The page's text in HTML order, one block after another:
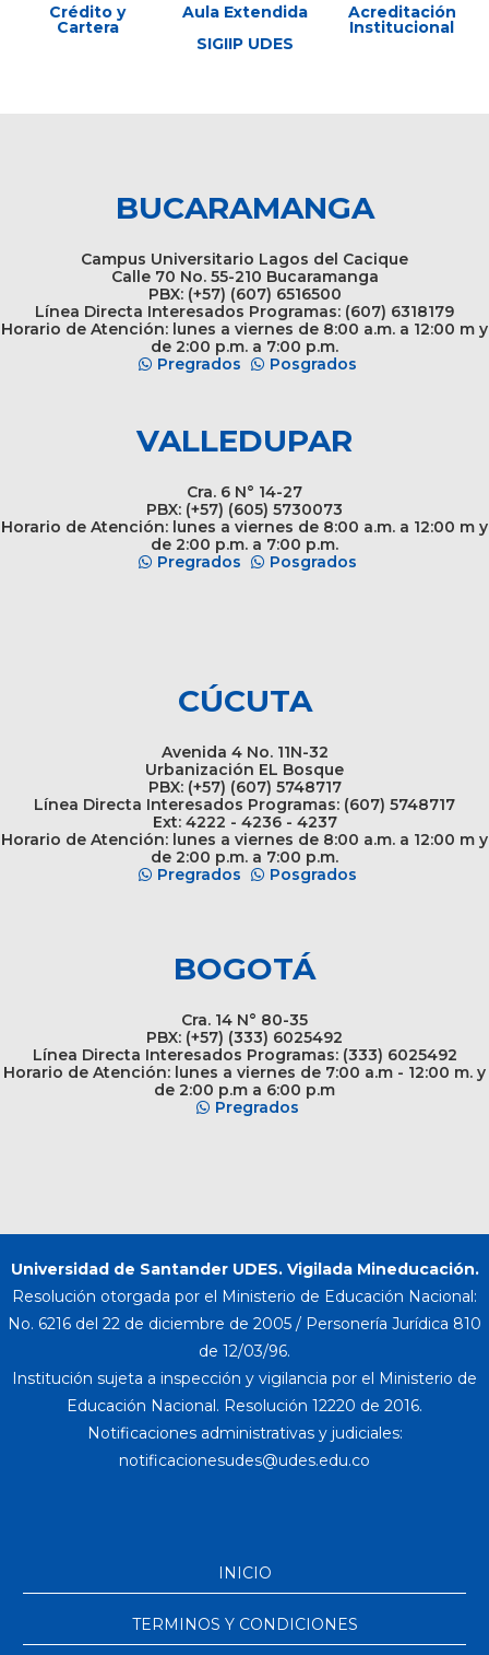
Crédito y
Cartera
Aula Extendida
SIGIIP UDES
Acreditación
Institucional
BUCARAMANGA
Campus Universitario Lagos del Cacique
Calle 70 No. 55-210 Bucaramanga
PBX: (+57) (607) 6516500
Línea Directa Interesados Programas: (607) 6318179
Horario de Atención: lunes a viernes de 8:00 a.m. a 12:00 m y
de 2:00 p.m. a 7:00 p.m.
Pregrados
Posgrados
VALLEDUPAR
Cra. 6 N° 14-27
PBX: (+57) (605) 5730073
Horario de Atención: lunes a viernes de 8:00 a.m. a 12:00 m y
de 2:00 p.m. a 7:00 p.m.
Pregrados
Posgrados
CÚCUTA
Avenida 4 No. 11N-32
Urbanización EL Bosque
PBX: (+57) (607) 5748717
Línea Directa Interesados Programas: (607) 5748717
Ext: 4222 - 4236 - 4237
Horario de Atención: lunes a viernes de 8:00 a.m. a 12:00 m y
de 2:00 p.m. a 7:00 p.m.
Pregrados
Posgrados
BOGOTÁ
Cra. 14 N° 80-35
PBX: (+57) (333) 6025492
Línea Directa Interesados Programas: (333) 6025492
Horario de Atención: lunes a viernes de 7:00 a.m - 12:00 m. y
de 2:00 p.m a 6:00 p.m
Pregrados
Universidad de Santander UDES. Vigilada Mineducación.
Resolución otorgada por el Ministerio de Educación Nacional:
No. 6216 del 22 de diciembre de 2005 / Personería Jurídica 810
de 12/03/96.
Institución sujeta a inspección y vigilancia por el Ministerio de
Educación Nacional. Resolución 12220 de 2016.
Notificaciones administrativas y judiciales:
INICIO
TERMINOS Y CONDICIONES